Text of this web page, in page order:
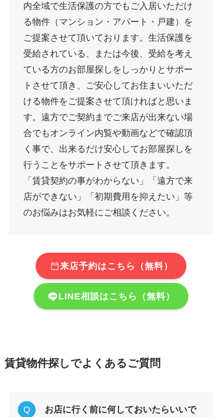
内全域で生活保護の方でもご入居いただけ
る物件（マンション・アパート・戸建）を
ご提案させて頂いております。生活保護を
受給されている、または今後、受給を考え
ている方のお部屋探しをしっかりとサポー
トさせて頂き、ご安心してお住まいいただ
ける物件をご提案させて頂ければと思いま
す。遠方でご契約までご来店が出来ない場
合でもオンライン内覧や動画などで確認頂
く事で、出来るだけ安心してお部屋探しを
行うことをサポートさせて頂きます。
「賃貸契約の事がわからない」「遠方で来
店ができない」「初期費用を抑えたい」等
のお悩みはお気軽にご相談ください。
来店予約はこちら（無料）
LINE相談はこちら（無料）
賃貸物件探しでよくあるご質問
お店に行く前に何しておいたらいいで